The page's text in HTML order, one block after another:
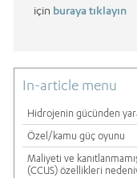
için buraya tıklayın
In-article menu
Hidrojenin gücünden
Özel/kamu güç oyunu
Maliyeti ve
(CCUS) özellikleri